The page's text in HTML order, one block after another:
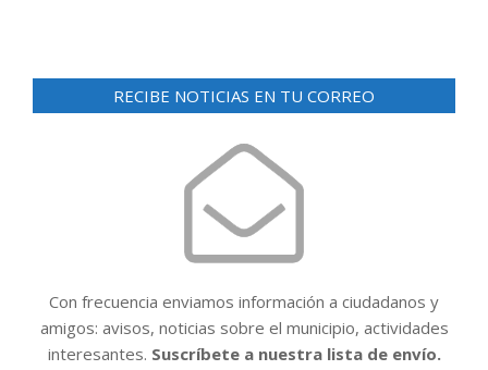
RECIBE NOTICIAS EN TU CORREO
Con frecuencia enviamos información a ciudadanos y
amigos: avisos, noticias sobre el municipio, actividades
interesantes. Suscríbete a nuestra lista de envío.